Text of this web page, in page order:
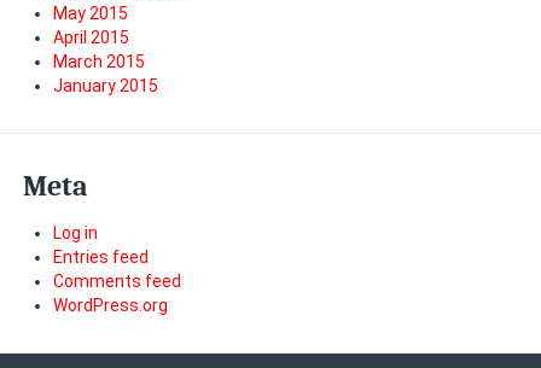
May 2015
April 2015
March 2015
January 2015
Meta
Log in
Entries feed
Comments feed
WordPress.org